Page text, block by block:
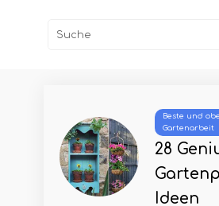
Beste und
Gartenarbeit
28
Ideen